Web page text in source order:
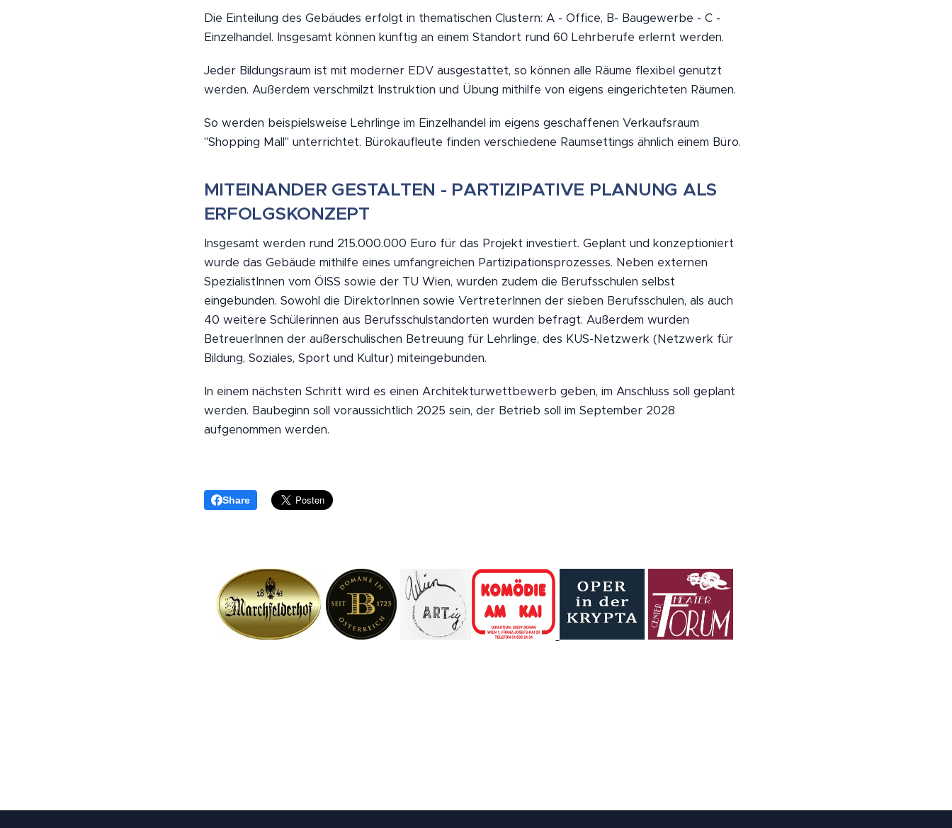
Die Einteilung des Gebäudes erfolgt in thematischen Clustern: A - Office, B- Baugewerbe - C -
Einzelhandel. Insgesamt können künftig an einem Standort rund 60 Lehrberufe erlernt werden.
Jeder Bildungsraum ist mit moderner EDV ausgestattet, so können alle Räume flexibel genutzt
werden. Außerdem verschmilzt Instruktion und Übung mithilfe von eigens eingerichteten Räumen.
So werden beispielsweise Lehrlinge im Einzelhandel im eigens geschaffenen Verkaufsraum
"Shopping Mall" unterrichtet. Bürokaufleute finden verschiedene Raumsettings ähnlich einem Büro.
MITEINANDER GESTALTEN - PARTIZIPATIVE PLANUNG ALS
ERFOLGSKONZEPT
Insgesamt werden rund 215.000.000 Euro für das Projekt investiert. Geplant und konzeptioniert
wurde das Gebäude mithilfe eines umfangreichen Partizipationsprozesses. Neben externen
SpezialistInnen vom ÖISS sowie der TU Wien, wurden zudem die Berufsschulen selbst
eingebunden. Sowohl die DirektorInnen sowie VertreterInnen der sieben Berufsschulen, als auch
40 weitere Schülerinnen aus Berufsschulstandorten wurden befragt. Außerdem wurden
BetreuerInnen der außerschulischen Betreuung für Lehrlinge, des KUS-Netzwerk (Netzwerk für
Bildung, Soziales, Sport und Kultur) miteingebunden.
In einem nächsten Schritt wird es einen Architekturwettbewerb geben, im Anschluss soll geplant
werden. Baubeginn soll voraussichtlich 2025 sein, der Betrieb soll im September 2028
aufgenommen werden.
Share